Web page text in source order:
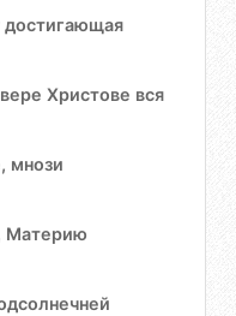
достигающая
Христове вся
мнози
Материю